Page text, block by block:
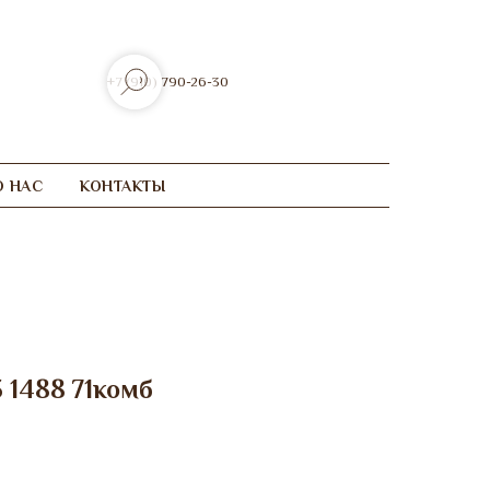
+7 (910) 790-26-30
НАС КОНТАКТЫ
1488 71комб